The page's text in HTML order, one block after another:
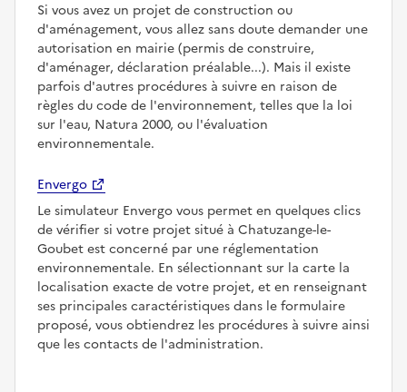
Si vous avez un projet de construction ou
d'aménagement, vous allez sans doute demander une
autorisation en mairie (permis de construire,
d'aménager, déclaration préalable...). Mais il existe
parfois d'autres procédures à suivre en raison de
règles du code de l'environnement, telles que la loi
sur l'eau, Natura 2000, ou l'évaluation
environnementale.
Envergo
Le simulateur Envergo vous permet en quelques clics
de vérifier si votre projet situé à Chatuzange-le-
Goubet est concerné par une réglementation
environnementale. En sélectionnant sur la carte la
localisation exacte de votre projet, et en renseignant
ses principales caractéristiques dans le formulaire
proposé, vous obtiendrez les procédures à suivre ainsi
que les contacts de l'administration.